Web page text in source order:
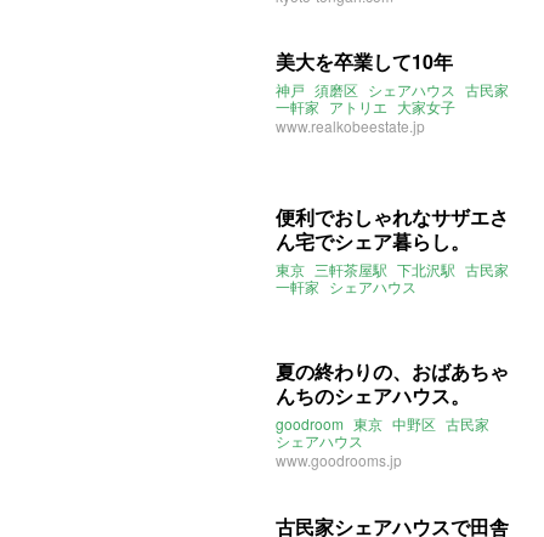
美大を卒業して10年
神戸 須磨区 シェアハウス 古民家
一軒家 アトリエ 大家女子
www.realkobeestate.jp
便利でおしゃれなサザエさ
ん宅でシェア暮らし。
東京 三軒茶屋駅 下北沢駅 古民家
一軒家 シェアハウス
夏の終わりの、おばあちゃ
んちのシェアハウス。
goodroom 東京 中野区 古民家
シェアハウス
www.goodrooms.jp
古民家シェアハウスで田舎